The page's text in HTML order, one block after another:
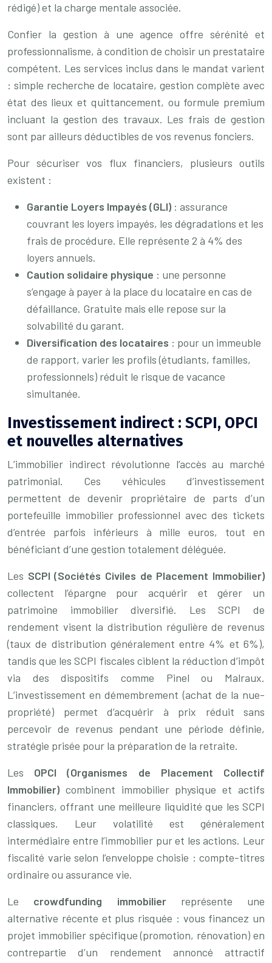
rédigé) et la charge mentale associée.
Confier la gestion à une agence offre sérénité et
professionnalisme, à condition de choisir un prestataire
compétent. Les services inclus dans le mandat varient
: simple recherche de locataire, gestion complète avec
état des lieux et quittancement, ou formule premium
incluant la gestion des travaux. Les frais de gestion
sont par ailleurs déductibles de vos revenus fonciers.
Pour sécuriser vos flux financiers, plusieurs outils
existent :
Garantie Loyers Impayés (GLI) : assurance
couvrant les loyers impayés, les dégradations et les
frais de procédure. Elle représente 2 à 4% des
loyers annuels.
Caution solidaire physique : une personne
s’engage à payer à la place du locataire en cas de
défaillance. Gratuite mais elle repose sur la
solvabilité du garant.
Diversification des locataires : pour un immeuble
de rapport, varier les profils (étudiants, familles,
professionnels) réduit le risque de vacance
simultanée.
Investissement indirect : SCPI, OPCI
et nouvelles alternatives
L’immobilier indirect révolutionne l’accès au marché
patrimonial. Ces véhicules d’investissement
permettent de devenir propriétaire de parts d’un
portefeuille immobilier professionnel avec des tickets
d’entrée parfois inférieurs à mille euros, tout en
bénéficiant d’une gestion totalement déléguée.
Les SCPI (Sociétés Civiles de Placement Immobilier)
collectent l’épargne pour acquérir et gérer un
patrimoine immobilier diversifié. Les SCPI de
rendement visent la distribution régulière de revenus
(taux de distribution généralement entre 4% et 6%),
tandis que les SCPI fiscales ciblent la réduction d’impôt
via des dispositifs comme Pinel ou Malraux.
L’investissement en démembrement (achat de la nue-
propriété) permet d’acquérir à prix réduit sans
percevoir de revenus pendant une période définie,
stratégie prisée pour la préparation de la retraite.
Les OPCI (Organismes de Placement Collectif
Immobilier) combinent immobilier physique et actifs
financiers, offrant une meilleure liquidité que les SCPI
classiques. Leur volatilité est généralement
intermédiaire entre l’immobilier pur et les actions. Leur
fiscalité varie selon l’enveloppe choisie : compte-titres
ordinaire ou assurance vie.
Le crowdfunding immobilierreprésente une
alternative récente et plus risquée : vous financez un
projet immobilier spécifique (promotion, rénovation) en
contrepartie d’un rendement annoncé attractif